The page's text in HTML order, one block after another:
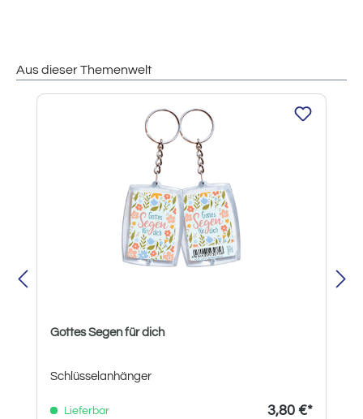
Aus dieser Themenwelt
Produktgalerie überspringen
Gottes Segen für dich
Schlüsselanhänger
Lieferbar 3,80 €*